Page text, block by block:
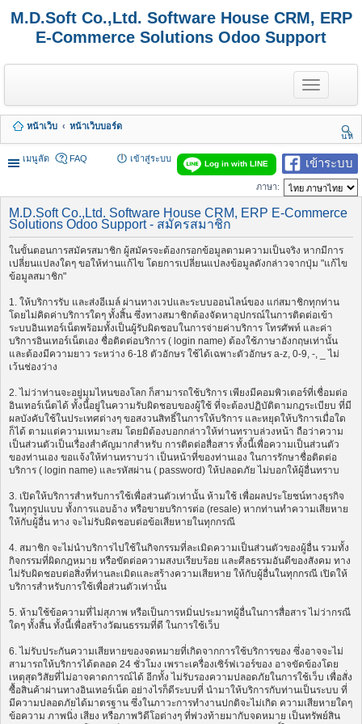
M.D.Soft Co.,Ltd. Software House CRM, ERP
E-Commerce Solutions Odoo Support
T
o
g
e
n
a
v
i
a
o
n
หน้าเว็บ
หน้าเว็บบอร์ด
นห
า
เมนูลัด
เข้าระบบ
Log in with LINE
FAQ เข้าสู่ระบบ
ภาษา:
M.D.Soft Co.,Ltd. Software House CRM, ERP E-Commerce
Solutions Odoo Support - สมัครสมาชิก
ในขั้นตอนการสมัครสมาชิก ผู้สมัครจะต้องกรอกข้อมูลตามความเป็นจริง หากมีการ
เปลี่ยนแปลงใดๆ ขอให้ท่านแก้ไข โดยการเปลี่ยนแปลงข้อมูลดังกล่าวจากปุ่ม "แก้ไข
ข้อมูลสมาชิก"
1. ให้บริการรับ และส่งอีเมล์ ผ่านทางเวปและระบบออนไลน์ของ แก่สมาชิกทุกท่าน
โดยไม่คิดค่าบริการใดๆ ทั้งสิ้น ซึ่งทางสมาชิกต้องจัดหาอุปกรณ์ในการติดต่อเข้า
ระบบอินเทอร์เน็ตพร้อมทั้งเป็นผู้รับผิดชอบในการจ่ายค่าบริการ โทรศัพท์ และค่า
บริการอินเทอร์เน็ตเอง ชื่อติดต่อบริการ ( login name) ต้องใช้ภาษาอังกฤษเท่านั้น
และต้องมีความยาว ระหว่าง 6-18 ตัวอักษร ใช้ได้เฉพาะตัวอักษร a-z, 0-9, -, _ ไม่
เว้นช่องว่าง
2. ไม่ว่าท่านจะอยู่มุมไหนของโลก ก็สามารถใช้บริการ เพียงมีคอมพิวเตอร์ที่เชื่อมต่อ
อินเทอร์เน็ตได้ ทั้งนี้อยู่ในความรับผิดชอบของผู้ใช้ ที่จะต้องปฏิบัติตามกฎระเบียบ ที่มี
ผลบังคับใช้ในประเทศต่างๆ ขอสงวนสิทธิ์ในการให้บริการ และหยุดให้บริการเมื่อใด
ก็ได้ ตามแต่ความเหมาะสม โดยมิต้องบอกกล่าวให้ท่านทราบล่วงหน้า ถือว่าความ
เป็นส่วนตัวเป็นเรื่องสำคัญมากสำหรับ การติดต่อสื่อสาร ทั้งนี้เพื่อความเป็นส่วนตัว
ของท่านเอง ขอแจ้งให้ท่านทราบว่า เป็นหน้าที่ของท่านเอง ในการรักษาชื่อติดต่อ
บริการ ( login name) และรหัสผ่าน ( password) ให้ปลอดภัย ไม่บอกให้ผู้อื่นทราบ
3. เปิดให้บริการสำหรับการใช้เพื่อส่วนตัวเท่านั้น ห้ามใช้ เพื่อผลประโยชน์ทางธุรกิจ
ในทุกรูปแบบ ทั้งการแอบอ้าง หรือขายบริการต่อ (resale) หากท่านทำความเสียหาย
ให้กับผู้อื่น ทาง จะไม่รับผิดชอบต่อข้อเสียหายในทุกกรณี
4. สมาชิก จะไม่นำบริการไปใช้ในกิจกรรมที่ละเมิดความเป็นส่วนตัวของผู้อื่น รวมทั้ง
กิจกรรมที่ผิดกฎหมาย หรือขัดต่อความสงบเรียบร้อย และศีลธรรมอันดีของสังคม ทาง
ไม่รับผิดชอบต่อสิ่งที่ท่านละเมิดและสร้างความเสียหาย ให้กับผู้อื่นในทุกกรณี เปิดให้
บริการสำหรับการใช้เพื่อส่วนตัวเท่านั้น
5. ห้ามใช้ข้อความที่ไม่สุภาพ หรือเป็นการหมิ่นประมาทผู้อื่นในการสื่อสาร ไม่ว่ากรณี
ใดๆ ทั้งสิ้น ทั้งนี้เพื่อสร้างวัฒนธรรมที่ดี ในการใช้เว็บ
6. ไม่รับประกันความเสียหายของจดหมายที่เกิดจากการใช้บริการของ ซึ่งอาจจะไม่
สามารถให้บริการได้ตลอด 24 ชั่วโมง เพราะเครื่องเซิร์ฟเวอร์ของ อาจขัดข้องโดย
เหตุสุดวิสัยที่ไม่อาจคาดการณ์ได้ อีกทั้ง ไม่รับรองความปลอดภัยในการใช้เว็บ เพื่อสั่ง
ซื้อสินค้าผ่านทางอินเทอร์เน็ต อย่างไรก็ดีระบบที่ นำมาให้บริการกับท่านเป็นระบบ ที่
มีความปลอดภัยได้มาตรฐาน ซึ่งในภาวะการทำงานปกติจะไม่เกิด ความเสียหายใดๆ
ข้อความ ภาพนิ่ง เสียง หรือภาพวิดีโอต่างๆ ที่พ่วงท้ายมากับจดหมาย เป็นทรัพย์สิน